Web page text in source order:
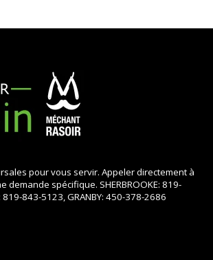
pour vous servir. Appeler directement à
demande spécifique. SHERBROOKE: 819-
843-5123, GRANBY: 450-378-2686